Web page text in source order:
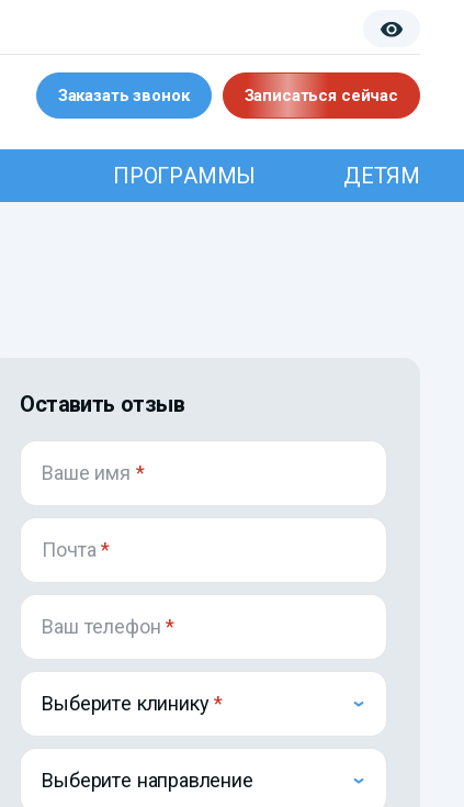
Заказать звонок Записаться сейчас
ПРОГРАММЫ ДЕТЯМ
Оставить отзыв
Ваше имя *
Почта*
Ваш телефон*
Выберите клинику
Выберите направление